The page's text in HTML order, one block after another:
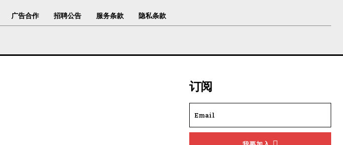
广告合作 招聘公告 服务条款 隐私条款
订阅